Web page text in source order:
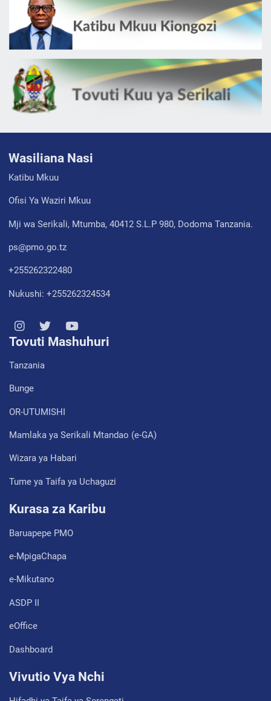
Wasiliana Nasi
Katibu Mkuu
Ofisi Ya Waziri Mkuu
Mji wa Serikali, Mtumba, 40412 S.L.P 980, Dodoma Tanzania.
ps@pmo.go.tz
+255262322480
Nukushi: +255262324534
Tovuti Mashuhuri
Tanzania
Bunge
OR-UTUMISHI
Mamlaka ya Serikali Mtandao (e-GA)
Wizara ya Habari
Tume ya Taifa ya Uchaguzi
Kurasa za Karibu
Baruapepe PMO
e-MpigaChapa
e-Mikutano
ASDP II
eOffice
Dashboard
Vivutio Vya Nchi